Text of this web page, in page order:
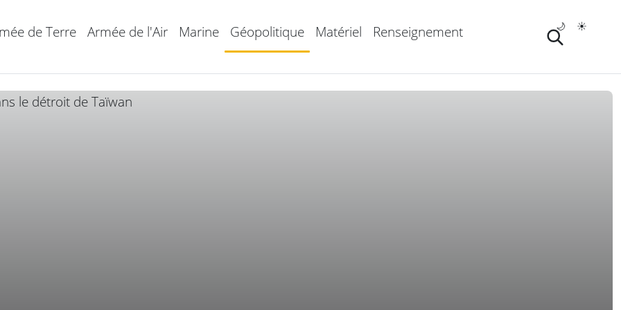
de Terre Armée de l'Air Marine Géopolitique Matériel Renseignement ☀️
🌙